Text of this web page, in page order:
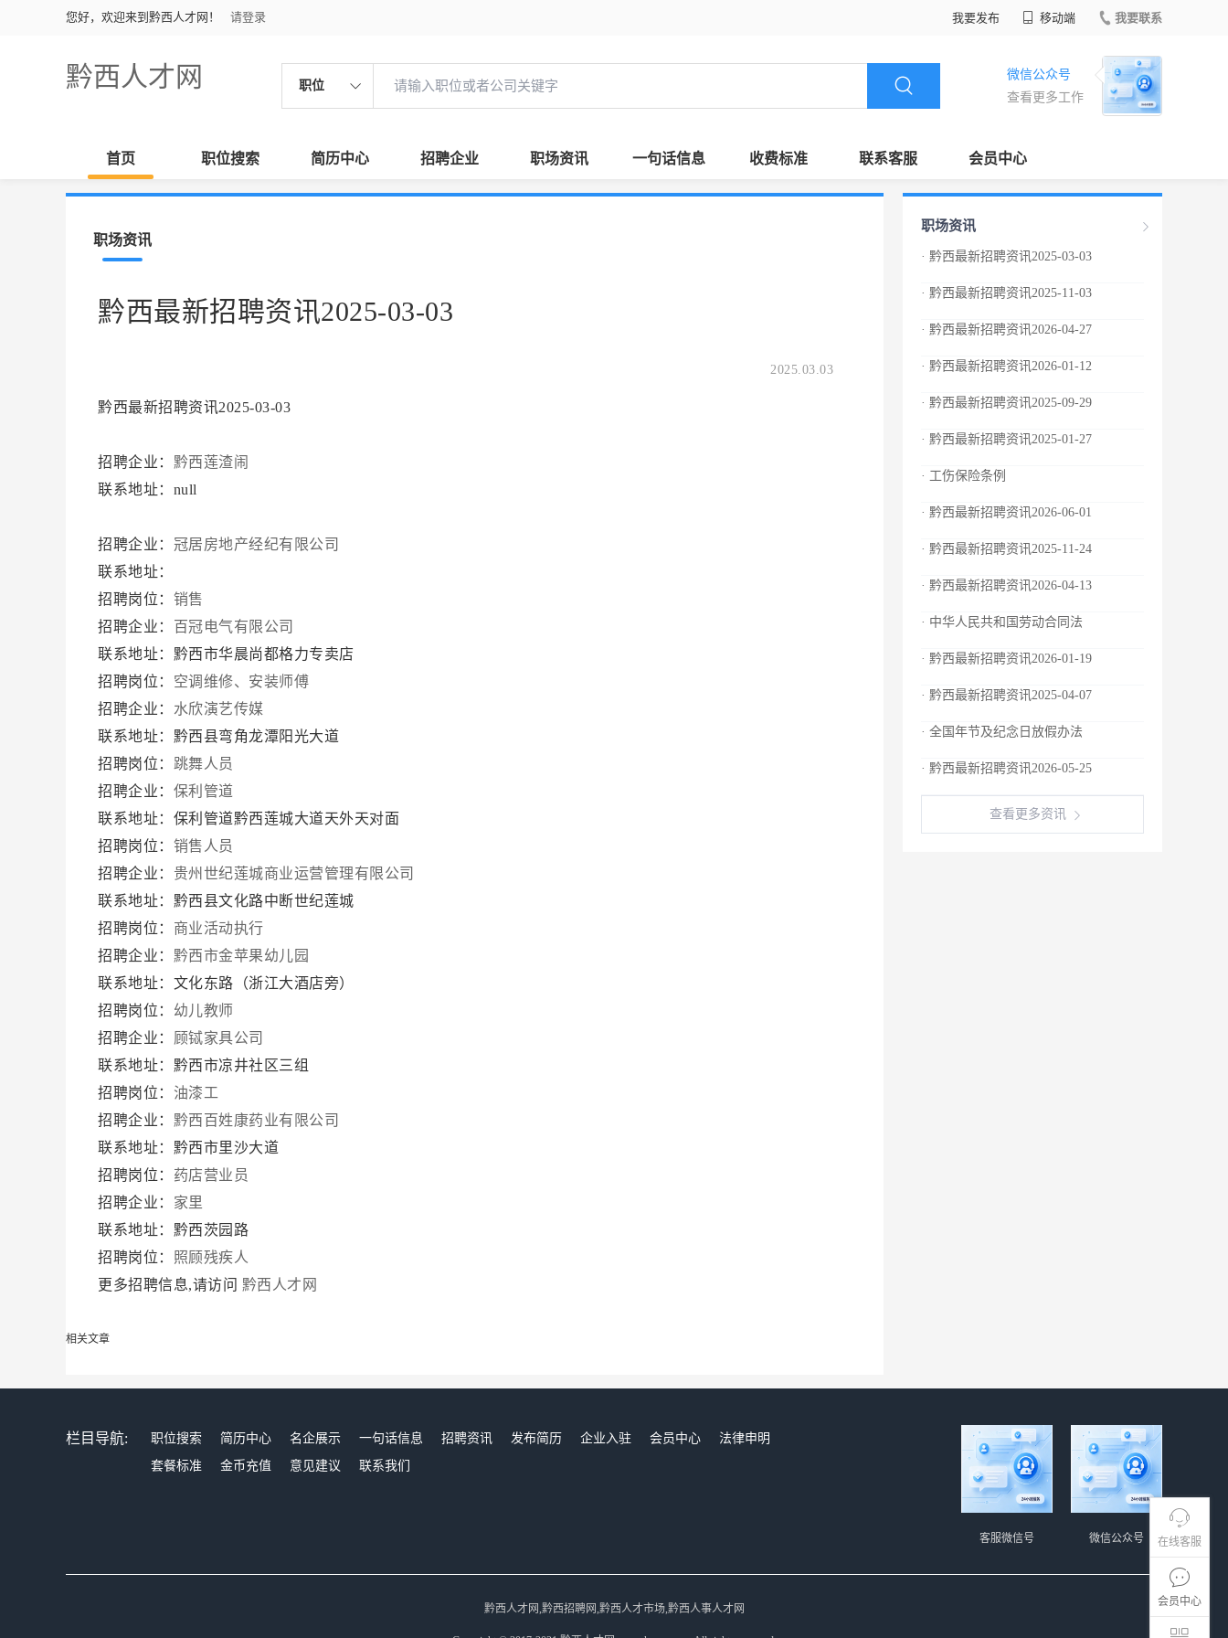
您好，欢迎来到黔西人才网！ 请登录 我要发布 移动端 我要联系
黔西人才网 职位
微信公众号
查看更多工作
首页 职位搜索 简历中心 招聘企业 职场资讯 一句话信息 收费标准 联系客服 会员中心
在线客服
会员中心
职场资讯
黔西最新招聘资讯2025-03-03
2025.03.03
黔西最新招聘资讯2025-03-03
招聘企业： 黔西莲渣闹
联系地址：null
招聘企业： 冠居房地产经纪有限公司
联系地址：
招聘岗位： 销售
招聘企业： 百冠电气有限公司
联系地址：黔西市华晨尚都格力专卖店
招聘岗位： 空调维修、安装师傅
招聘企业： 水欣演艺传媒
联系地址：黔西县弯角龙潭阳光大道
招聘岗位： 跳舞人员
招聘企业： 保利管道
联系地址：保利管道黔西莲城大道天外天对面
招聘岗位： 销售人员
招聘企业： 贵州世纪莲城商业运营管理有限公司
联系地址：黔西县文化路中断世纪莲城
招聘岗位： 商业活动执行
招聘企业： 黔西市金苹果幼儿园
联系地址：文化东路（浙江大酒店旁）
招聘岗位： 幼儿教师
招聘企业： 顾铽家具公司
联系地址：黔西市凉井社区三组
招聘岗位： 油漆工
招聘企业： 黔西百姓康药业有限公司
联系地址：黔西市里沙大道
招聘岗位： 药店营业员
招聘企业： 家里
联系地址：黔西茨园路
招聘岗位： 照顾残疾人
更多招聘信息,请访问 黔西人才网
相关文章
职场资讯
· 黔西最新招聘资讯2025-03-03
· 黔西最新招聘资讯2025-11-03
· 黔西最新招聘资讯2026-04-27
· 黔西最新招聘资讯2026-01-12
· 黔西最新招聘资讯2025-09-29
· 黔西最新招聘资讯2025-01-27
· 工伤保险条例
· 黔西最新招聘资讯2026-06-01
· 黔西最新招聘资讯2025-11-24
· 黔西最新招聘资讯2026-04-13
· 中华人民共和国劳动合同法
· 黔西最新招聘资讯2026-01-19
· 黔西最新招聘资讯2025-04-07
· 全国年节及纪念日放假办法
· 黔西最新招聘资讯2026-05-25
查看更多资讯
栏目导航: 职位搜索 简历中心 名企展示 一句话信息 招聘资讯 发布简历 企业入驻 会员中心
法律申明
套餐标准
金币充值 意见建议 联系我们
微信公众号
客服微信号
黔西人才网,黔西招聘网,黔西人才市场,黔西人事人才网